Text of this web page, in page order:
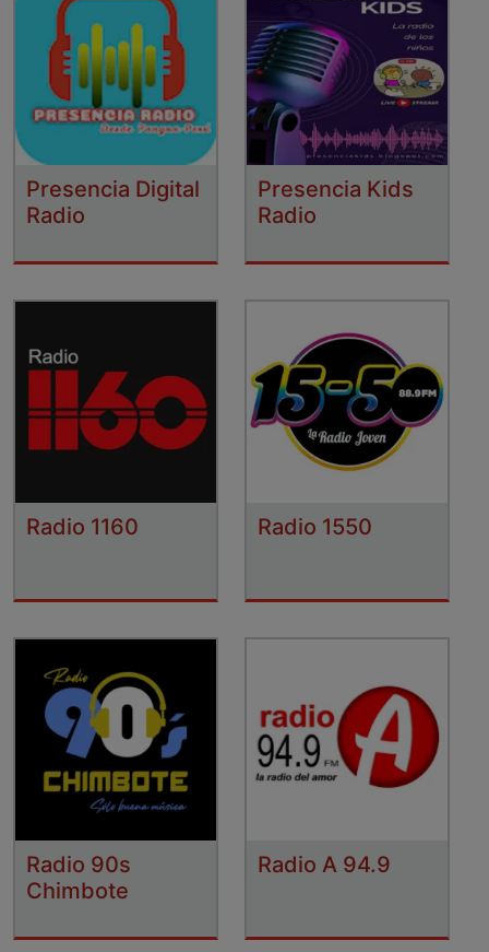
Presencia Digital
Radio
Presencia Kids
Radio
Radio 1160 Radio 1550
Radio 90s
Chimbote
Radio A 94.9